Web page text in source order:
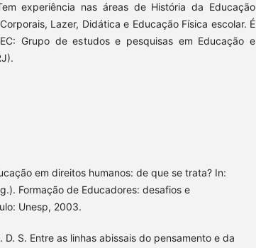
experiência nas áreas de História da Educação
Lazer, Didática e Educação Física escolar. É
Grupo de estudos e pesquisas em Educação e
em direitos humanos: de que se trata? In:
Formação de Educadores: desafios e
Unesp, 2003.
D. S. Entre as linhas abissais do pensamento e da